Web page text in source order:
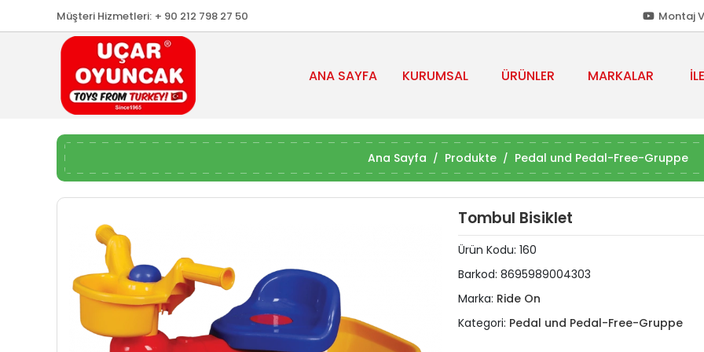
Müşteri Hizmetleri: + 90 212 798 27 50 Montaj
ANA SAYFA KURUMSAL ÜRÜNLER MARKALAR
Ana Sayfa Produkte Pedal und Pedal-Free-Gruppe
Tombul Bisiklet
Ürün Kodu: 160
Barkod: 8695989004303
Marka: Ride On
Kategori: Pedal und Pedal-Free-Gruppe